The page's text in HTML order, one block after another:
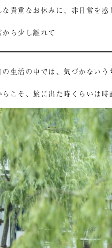
な貴重なお休みに、非日常を
から少し離れて
の生活の中では、気づかないう
らこそ、旅に出た時くらいは